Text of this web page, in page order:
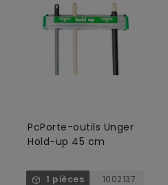
PcPorte-outils Unger
Hold-up 45 cm
1 pièces 1002137